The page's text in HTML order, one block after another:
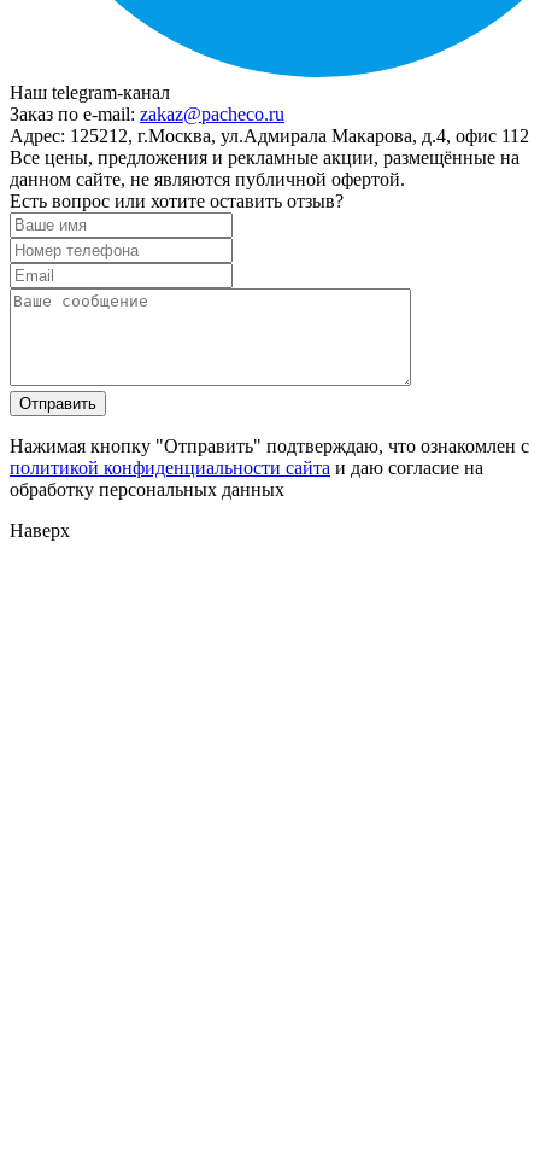
Наш telegram-канал
Заказ по e-mail: zakaz@pacheco.ru
Адрес: 125212, г.Москва, ул.Адмирала Макарова, д.4, офис 112
Все цены, предложения и рекламные акции, размещённые на
данном сайте, не являются публичной офертой.
Есть вопрос или хотите оставить отзыв?
Нажимая кнопку "Отправить" подтверждаю, что ознакомлен с
политикой конфиденциальности сайта и даю согласие на
обработку персональных данных
Наверх